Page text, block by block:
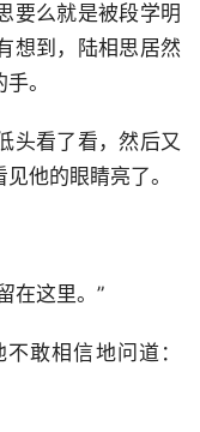
要么就是被段学明
想到，陆相思居然
。
头看了看，然后又
他的眼睛亮了。
在这里。”
敢相信地问道：